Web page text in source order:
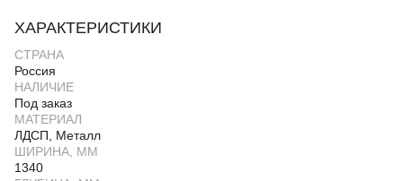
ХАРАКТЕРИСТИКИ
СТРАНА
Россия
НАЛИЧИЕ
Под заказ
МАТЕРИАЛ
ЛДСП, Металл
ШИРИНА, ММ
1340